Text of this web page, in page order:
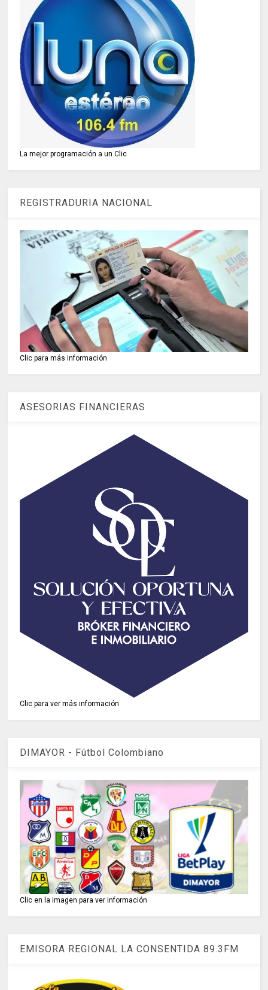
La mejor programación a un Clic
REGISTRADURIA NACIONAL
Clic para más información
ASESORIAS FINANCIERAS
Clic para ver más información
DIMAYOR - Fútbol Colombiano
Clic en la imagen para ver información
EMISORA REGIONAL LA CONSENTIDA 89.3FM